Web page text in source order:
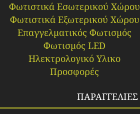
Φωτιστικά Εσωτερικού Χώρου
Φωτιστικά Εξωτερικού Χώρου
Επαγγελματικός Φωτισμός
Φωτισμός LED
Ηλεκτρολογικό Υλικο
Προσφορές
ΠΑΡΑΓΓΕΛΙΕΣ